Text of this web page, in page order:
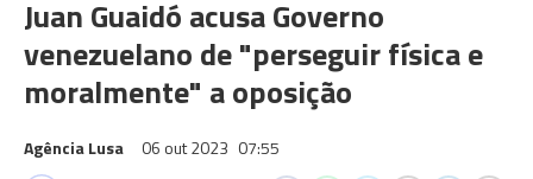
Juan Guaidó acusa Governo
venezuelano de "perseguir física e
moralmente" a oposição
Agência Lusa 06 out 2023 07:55